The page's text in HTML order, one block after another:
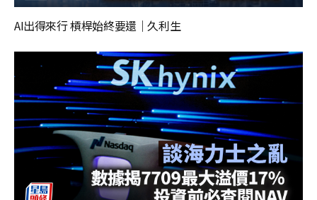
AI出得來行 槓桿始終要還｜久利生